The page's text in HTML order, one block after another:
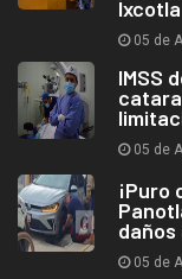
Ixcotla
05 de
IMSS
05 de
¡Puro
daños
05 de